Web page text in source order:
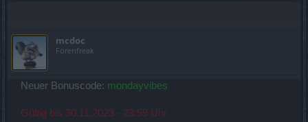
mcdoc
Forenfreak
Neuer Bonuscode: mondayvibes
Gültig bis 30.11.2023 - 23:59 Uhr